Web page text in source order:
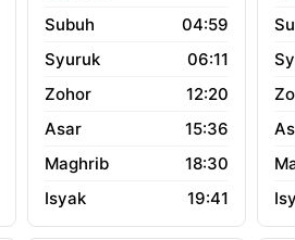
04:59
06:11
12:20
15:36
18:30
19:41